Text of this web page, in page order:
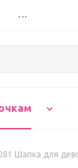
...
Шапка для